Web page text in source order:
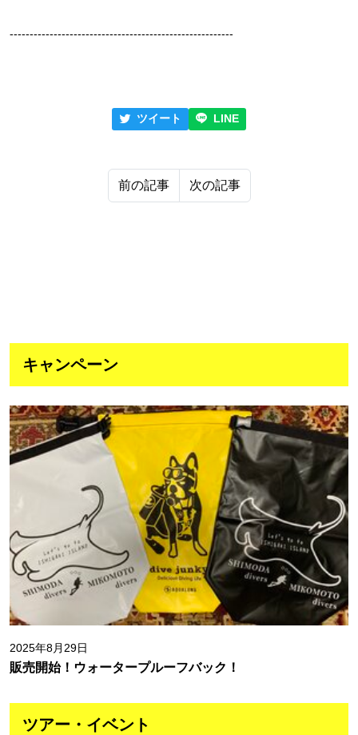
--------------------------------------------------------
ツイート LINE
前の記事 次の記事
キャンペーン
2025年8月29日
販売開始！ウォータープルーフバック！
ツアー・イベント